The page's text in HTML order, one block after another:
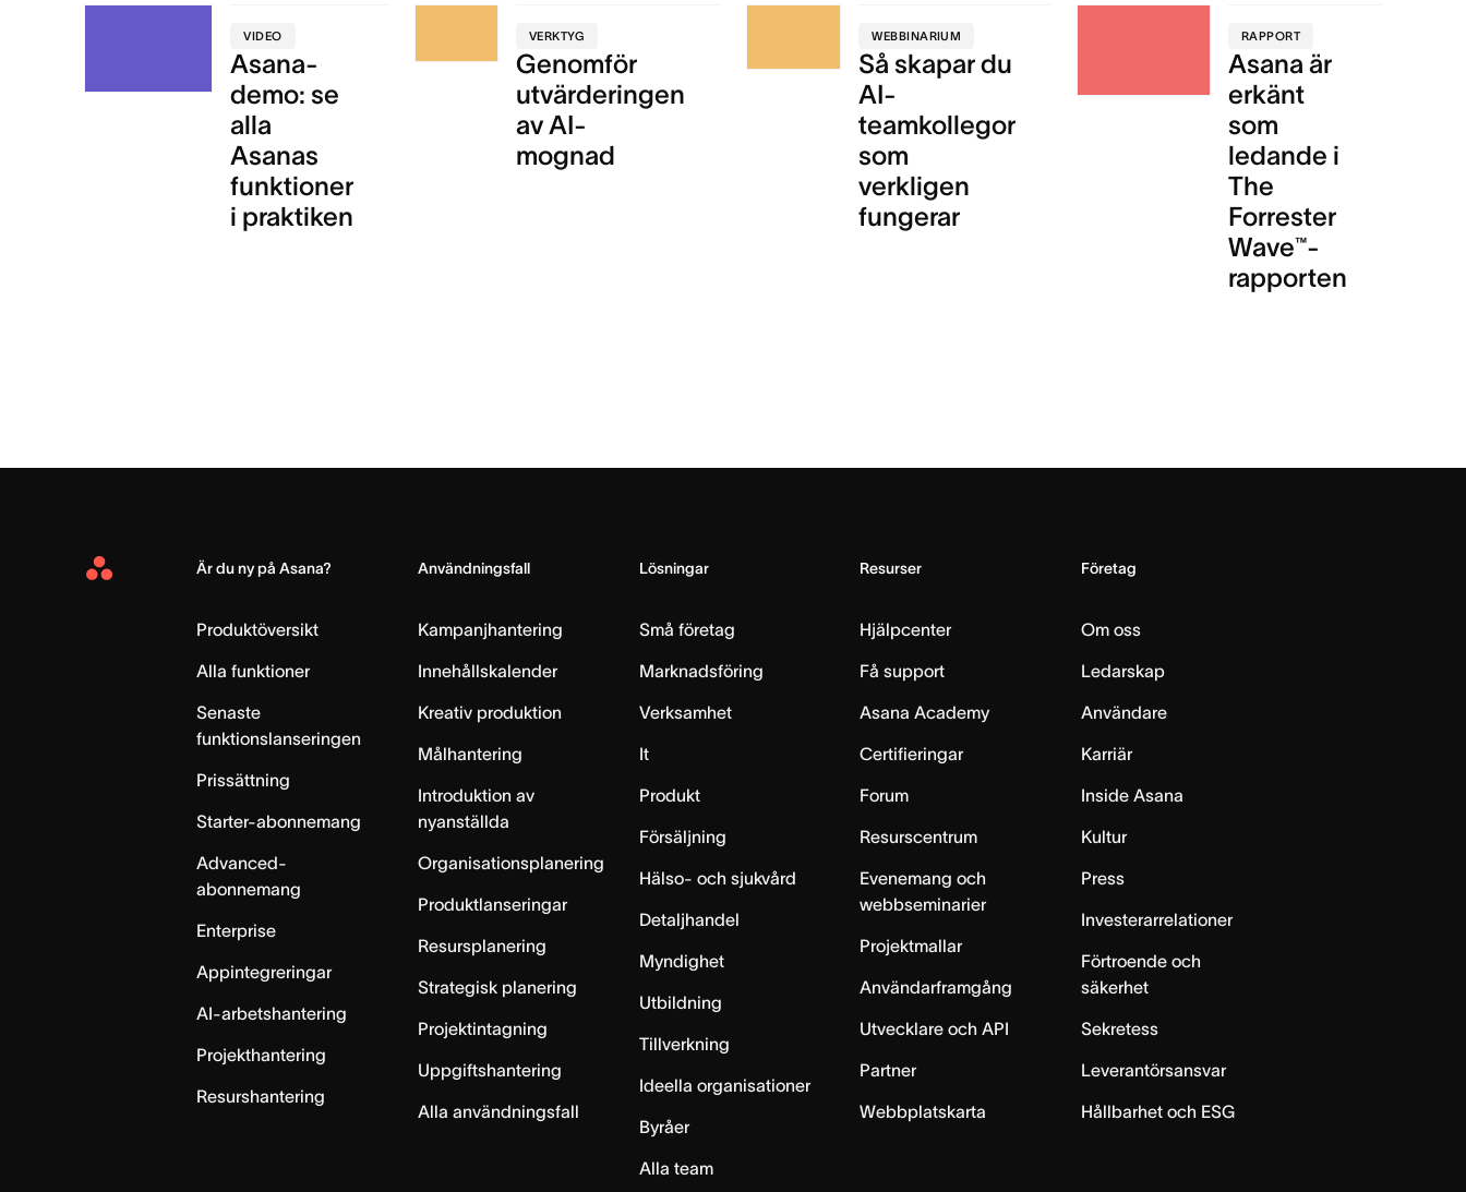
VIDEO
Asana-
demo: se
alla
Asanas
funktioner
i praktiken
VERKTYG
Genomför
utvärderingen
av AI-
mognad
WEBBINARIUM
Så skapar du
AI-
teamkollegor
som
verkligen
fungerar
RAPPORT
Asana är
erkänt
som
ledande i
The
Forrester
Wave™-
rapporten
Asana
Är du ny på Asana?
Produktöversikt
Alla funktioner
Senaste
funktionslanseringen
Prissättning
Starter-abonnemang
Advanced-
abonnemang
Enterprise
Appintegreringar
AI-arbetshantering
Projekthantering
Resurshantering
Användningsfall
Kampanjhantering
Innehållskalender
Kreativ produktion
Målhantering
Introduktion av
nyanställda
Organisationsplanering
Produktlanseringar
Resursplanering
Strategisk planering
Projektintagning
Uppgiftshantering
Alla användningsfall
Lösningar
Små företag
Marknadsföring
Verksamhet
It
Produkt
Försäljning
Hälso- och sjukvård
Detaljhandel
Myndighet
Utbildning
Tillverkning
Ideella organisationer
Byråer
Alla team
Resurser
Hjälpcenter
Få support
Asana Academy
Certifieringar
Forum
Resurscentrum
Evenemang och
webbseminarier
Projektmallar
Användarframgång
Utvecklare och API
Partner
Webbplatskarta
Företag
Om oss
Ledarskap
Användare
Karriär
Inside Asana
Kultur
Press
Investerarrelationer
Förtroende och
säkerhet
Sekretess
Leverantörsansvar
Hållbarhet och ESG